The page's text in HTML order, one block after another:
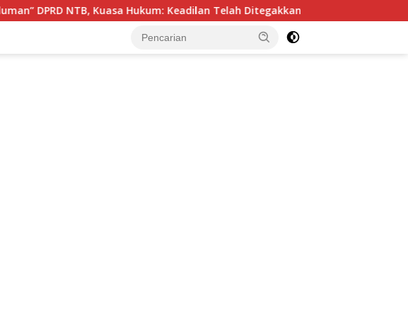
Kuasa Hukum: Keadilan Telah Ditegakkan Tak Tergoyah, 40 Cabor